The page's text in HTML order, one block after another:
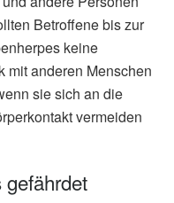
Betroffene bis zur
keine
mit anderen Menschen
sie sich an die
vermeiden
gefährdet